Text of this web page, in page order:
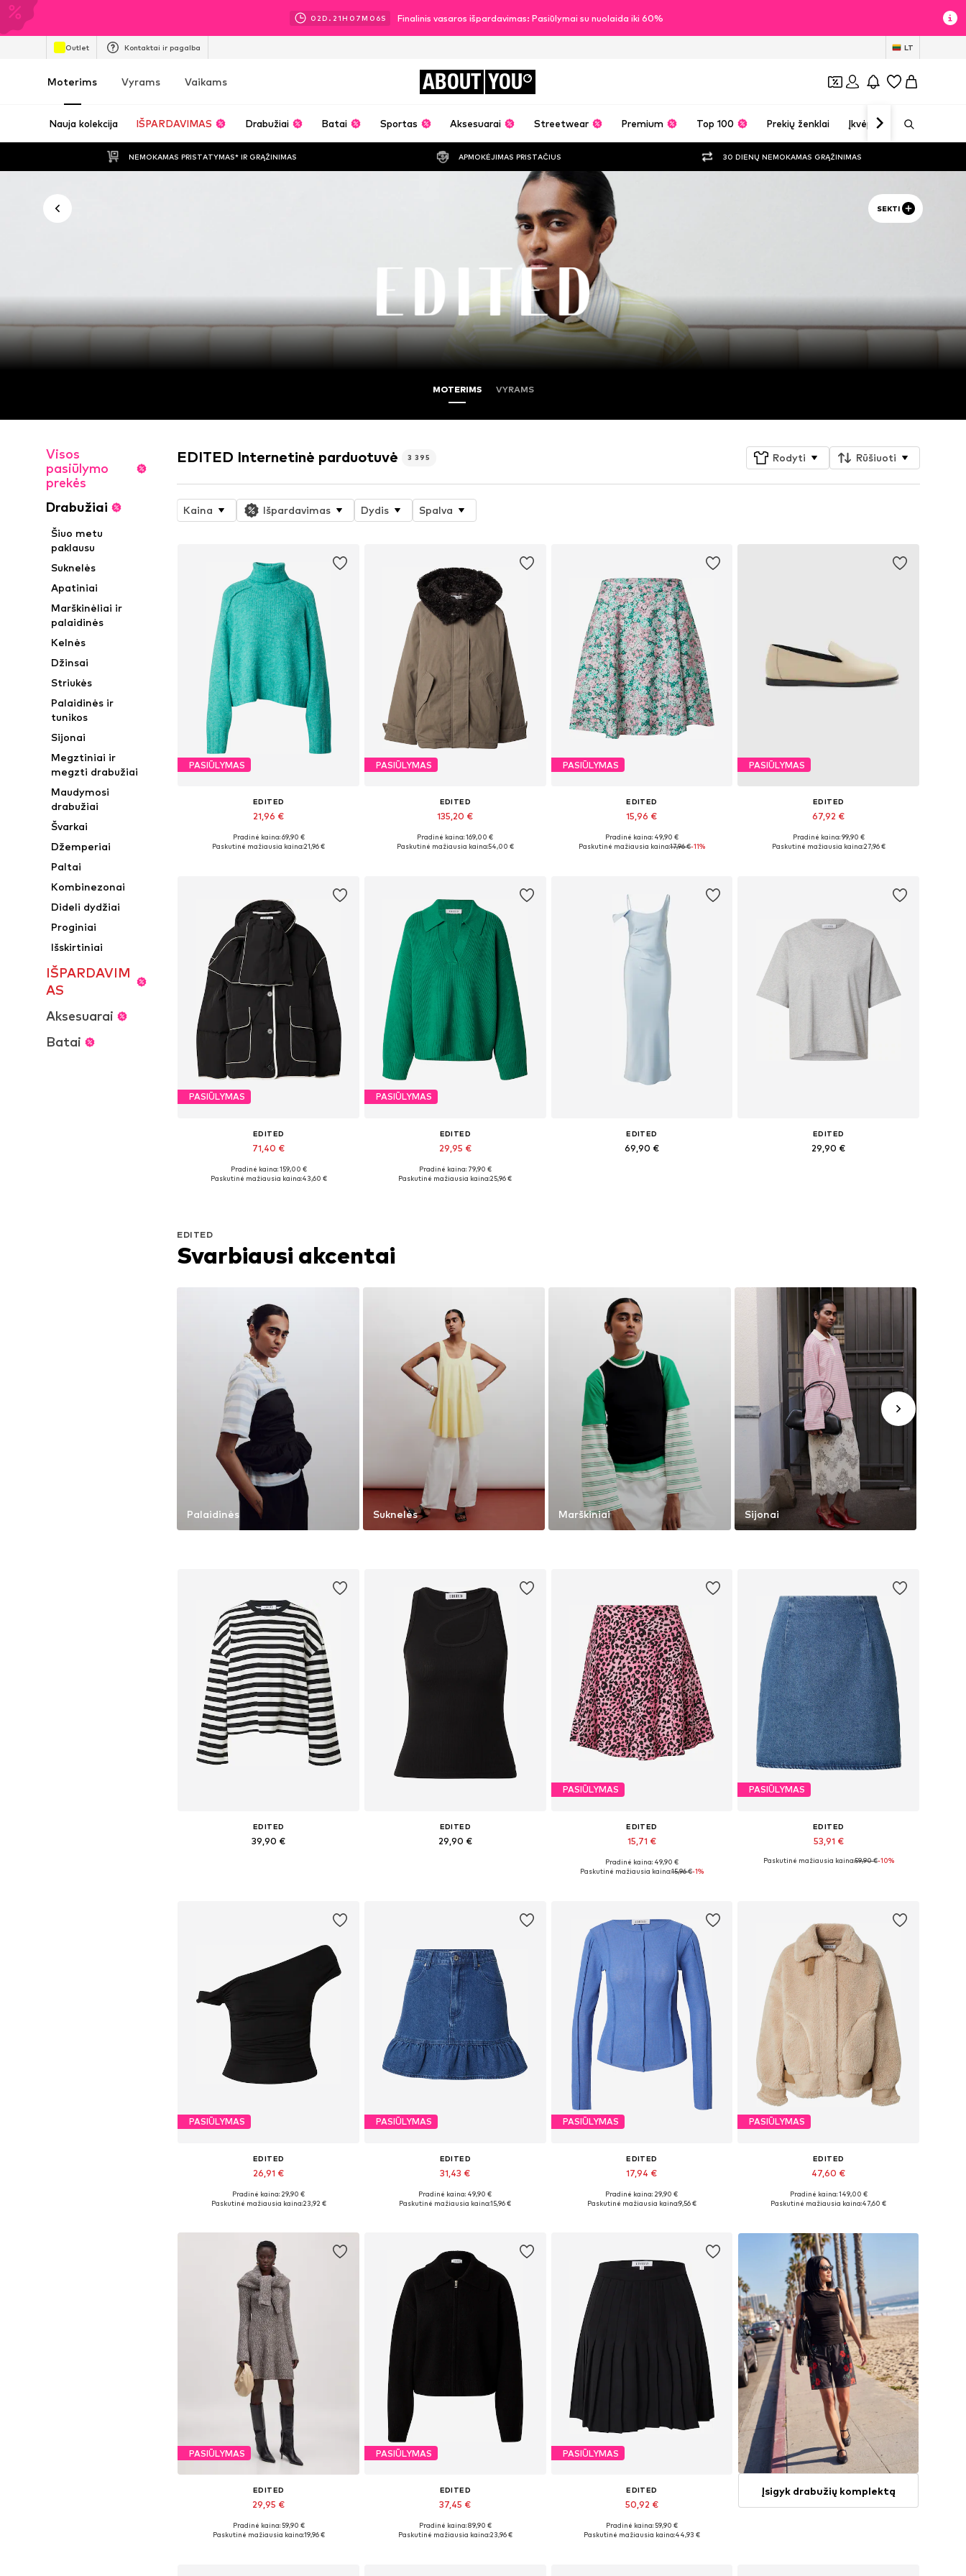
02D. 21H 07M 04S Finalinis vasaros išpardavimas: Pasiūlymai su nuolaida iki 60%
Outlet Kontaktai ir pagalba LT
Moterims Vyrams Vaikams ABOUT YOU
Nauja kolekcija IŠPARDAVIMAS Drabužiai Batai Sportas Aksesuarai Streetwear Premium Top 100 Prekių ženklai Įkvėpimas
NEMOKAMAS PRISTATYMAS* IR GRĄŽINIMAS APMOKĖJIMAS PRISTAČIUS 30 DIENŲ NEMOKAMAS GRĄŽINIMAS
SEKTI
MOTERIMS VYRAMS
Visos
pasiūlymo
prekės
Drabužiai
Šiuo metu
paklausu
Suknelės
Apatiniai
Marškinėliai ir
palaidinės
Kelnės
Džinsai
Striukės
Palaidinės ir
tunikos
Sijonai
Megztiniai ir
megzti drabužiai
Maudymosi
drabužiai
Švarkai
Džemperiai
Paltai
Kombinezonai
Dideli dydžiai
Proginiai
Išskirtiniai
IŠPARDAVIM
AS
Aksesuarai
Batai
EDITED Internetinė parduotuvė 3 395 Rodyti Rūšiuoti
Kaina Išpardavimas Dydis Spalva
PASIŪLYMAS
EDITED
21,96 €
Galimi dydžiai: XS, S, M, L, XL
Pradinė kaina: 69,90 €
Paskutinė mažiausia kaina:21,96 €
PASIŪLYMAS
EDITED
135,20 €
Galimi dydžiai: XS, S, M, L, XL
Pradinė kaina: 169,00 €
Paskutinė mažiausia kaina:54,00 €
PASIŪLYMAS
EDITED
15,96 €
Galimi dydžiai: 34, 36, 38, 40
Pradinė kaina: 49,90 €
Paskutinė mažiausia kaina:17,96 €-11%
PASIŪLYMAS
EDITED
67,92 €
Galimi dydžiai: 36, 37, 38, 39, 40, 41
Pradinė kaina: 99,90 €
Paskutinė mažiausia kaina:27,96 €
PASIŪLYMAS
EDITED
71,40 €
Galimi dydžiai: S, M, L
Pradinė kaina: 159,00 €
Paskutinė mažiausia kaina:43,60 €
PASIŪLYMAS
EDITED
29,95 €
Galimi dydžiai: XS, S, M, L
Pradinė kaina: 79,90 €
Paskutinė mažiausia kaina:25,96 €
EDITED
69,90 €
EDITED
29,90 €
EDITED
Svarbiausi akcentai
Palaidinės Suknelės Marškiniai Sijonai
EDITED
39,90 €
EDITED
29,90 €
PASIŪLYMAS
EDITED
15,71 €
Galimi dydžiai: 34, 36, 38, 40
Pradinė kaina: 49,90 €
Paskutinė mažiausia kaina:15,96 €-1%
PASIŪLYMAS
EDITED
53,91 €
Galimi dydžiai: 34, 36, 38
Paskutinė mažiausia kaina:59,90 €-10%
PASIŪLYMAS
EDITED
26,91 €
Galimi dydžiai: XS, S, M, L, XL
Pradinė kaina: 29,90 €
Paskutinė mažiausia kaina:23,92 €
PASIŪLYMAS
EDITED
31,43 €
Galimi dydžiai: 34, 36, 38, 40, 42
Pradinė kaina: 49,90 €
Paskutinė mažiausia kaina:15,96 €
PASIŪLYMAS
EDITED
17,94 €
Galimi dydžiai: XS, S, M, L
Pradinė kaina: 29,90 €
Paskutinė mažiausia kaina:9,56 €
PASIŪLYMAS
EDITED
47,60 €
Galimi dydžiai: XS, S, M, L, XL
Pradinė kaina: 149,00 €
Paskutinė mažiausia kaina:47,60 €
PASIŪLYMAS
EDITED
29,95 €
Galimi dydžiai: XS, S, M, L, XL
Pradinė kaina: 59,90 €
Paskutinė mažiausia kaina:19,96 €
PASIŪLYMAS
EDITED
37,45 €
Galimi dydžiai: XS, S, M, L, XL
Pradinė kaina: 89,90 €
Paskutinė mažiausia kaina:23,96 €
PASIŪLYMAS
EDITED
50,92 €
Galimi dydžiai: 34, 36, 38, 40, 42
Pradinė kaina: 59,90 €
Paskutinė mažiausia kaina:44,93 €
Įsigyk drabužių komplektą